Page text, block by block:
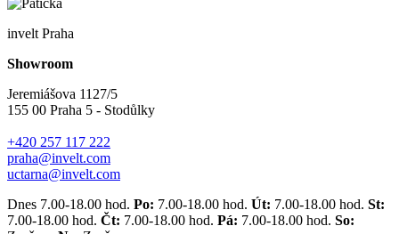
invelt Praha
Showroom
Jeremiášova 1127/5
155 00 Praha 5 - Stodůlky
+420 257 117 222
praha@invelt.com
uctarna@invelt.com
Dnes 7.00-18.00 hod. Po: 7.00-18.00 hod. Út: 7.00-18.00 hod. St:
7.00-18.00 hod. Čt: 7.00-18.00 hod. Pá: 7.00-18.00 hod. So: